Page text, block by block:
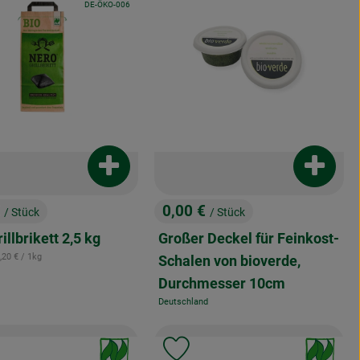
hinzufügen
/ Stück
2,5 kg
€ / 1kg
Produkt zum Warenkorb hinzufügen
, Kontrollstelle:
DE-ÖKO-006
, Preis:
0,00 € / Stück
Großer Deckel für Feinkost-
Schalen von bioverde,
Durchmesser 10cm
, Herkunft:
Deutschland
, Verband:
zu Favouriten hinzufügen
, Verband:
Produkt zu Favouriten